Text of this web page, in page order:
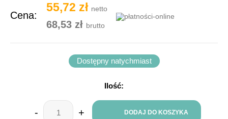
Cena:
55,72 zł netto
68,53 zł brutto
Dostępny natychmiast
Ilość:
- + DODAJ DO KOSZYKA